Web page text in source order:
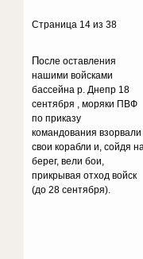
Страница 14 из 38
После оставления
нашими войсками
бассейна р. Днепр 18
сентября , моряки ПВФ
по приказу
командования взорвали
свои корабли и, сойдя
берег, вели бои,
прикрывая отход войск
(до 28 сентября).